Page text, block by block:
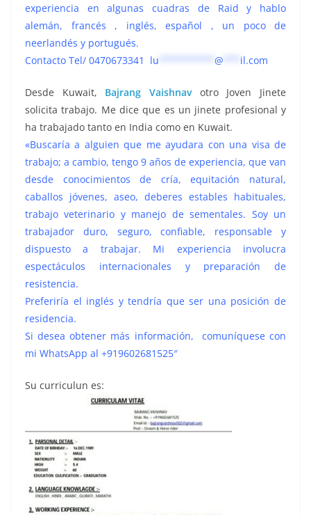
experiencia en algunas cuadras de Raid y hablo
alemán, francés , inglés, español , un poco de
neerlandés y portugués.
Contacto Tel/ 0470673341 lu @ il.com
Desde Kuwait, Bajrang Vaishnavotro Joven Jinete
solicita trabajo. Me dice que es un jinete profesional y
ha trabajado tanto en India como en Kuwait.
«Buscaría a alguien que me ayudara con una visa de
trabajo; a cambio, tengo 9 años de experiencia, que van
desde conocimientos de cría, equitación natural,
caballos jóvenes, aseo, deberes estables habituales,
trabajo veterinario y manejo de sementales. Soy un
trabajador duro, seguro, confiable, responsable y
dispuesto a trabajar.
Mi experiencia involucra
espectáculos internacionales y preparación de
resistencia.
Preferiría el inglés y tendría que ser una posición de
residencia.
Si desea obtener más información, comuníquese con
mi WhatsApp al +919602681525″
Su curriculun es: